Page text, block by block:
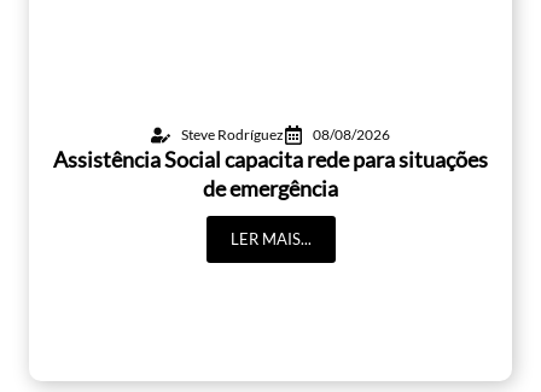
Steve Rodríguez 08/08/2026
Assistência Social capacita rede para situações
de emergência
LER MAIS...